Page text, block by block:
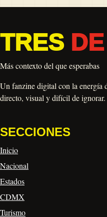
TRES DE
Más contexto del que esperabas
Un fanzine digital con la energía
directo, visual y difícil de ignorar.
SECCIONES
Inicio
Nacional
Estados
CDMX
Turismo